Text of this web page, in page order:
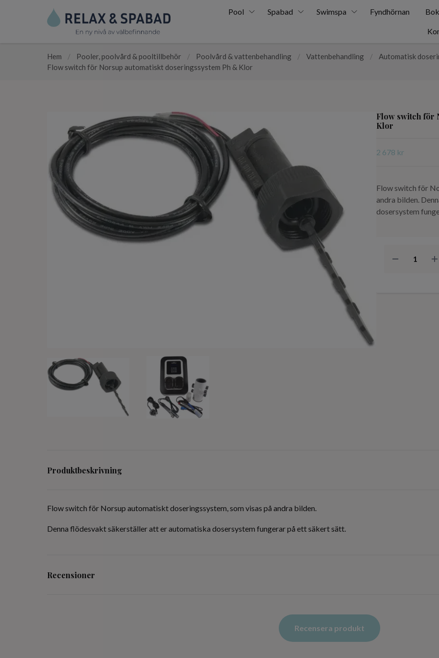
Pool Spabad Swimspa Fyndhörnan
Hem / Pooler, poolvård & pooltillbehör / Poolvård & vattenbehandling / Vattenbehandling / Automatisk
Flow switch för Norsup automatiskt doseringssystem Ph & Klor
Flow switch för
Klor
2 678 kr
Flow switch för
andra bilden.
dosersystem
Produktbeskrivning
Flow switch för Norsup automatiskt doseringssystem, som visas på andra bilden.
Denna flödesvakt säkerställer att er automatiska dosersystem fungerar på ett säkert sätt.
Recensioner
Recensera produkt